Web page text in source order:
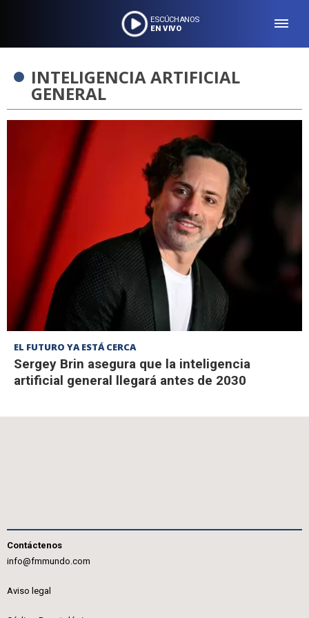
ESCÚCHANOS
EN VIVO
INTELIGENCIA ARTIFICIAL
GENERAL
EL FUTURO YA ESTÁ CERCA
Sergey Brin asegura que la inteligencia
artificial general llegará antes de 2030
Contáctenos
info@fmmundo.com
Aviso legal